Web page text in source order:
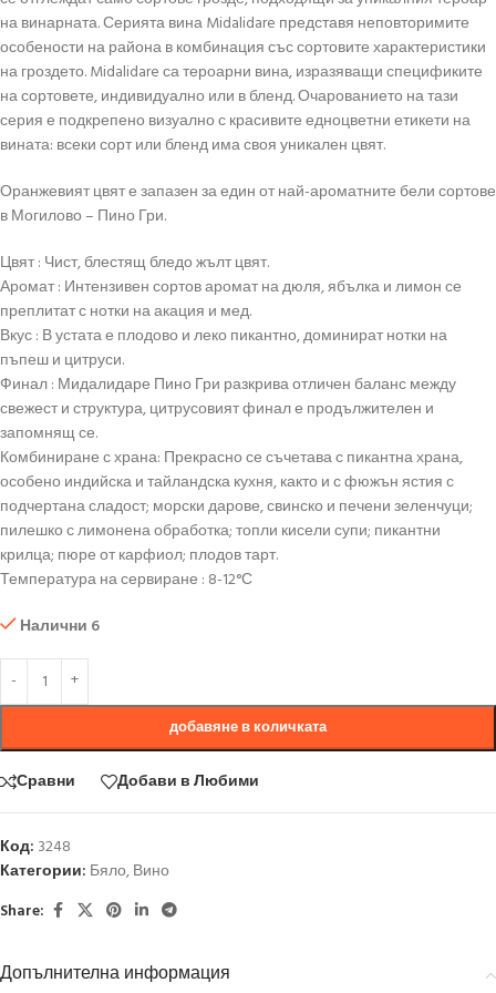
на винарната. Серията вина Midalidare представя неповторимите
особености на района в комбинация със сортовите характеристики
на гроздето. Midalidare са тероарни вина, изразяващи спецификите
на сортовете, индивидуално или в бленд. Очарованието на тази
серия е подкрепено визуално с красивите едноцветни етикети на
вината: всеки сорт или бленд има своя уникален цвят.
Оранжевият цвят е запазен за един от най-ароматните бели сортове
в Могилово – Пино Гри.
Цвят : Чист, блестящ бледо жълт цвят.
Аромат : Интензивен сортов аромат на дюля, ябълка и лимон се
преплитат с нотки на акация и мед.
Вкус : В устата е плодово и леко пикантно, доминират нотки на
пъпеш и цитруси.
Финал : Мидалидаре Пино Гри разкрива отличен баланс между
свежест и структура, цитрусовият финал е продължителен и
запомнящ се.
Комбиниране с храна: Прекрасно се съчетава с пикантна храна,
особено индийска и тайландска кухня, както и с фюжън ястия с
подчертана сладост; морски дарове, свинско и печени зеленчуци;
пилешко с лимонена обработка; топли кисели супи; пикантни
крилца; пюре от карфиол; плодов тарт.
Температура на сервиране : 8-12°С
Налични 6
добавяне в количката
Сравни Добави в Любими
Код: 3248
Категории: Бяло,Вино
Share:
Допълнителна информация